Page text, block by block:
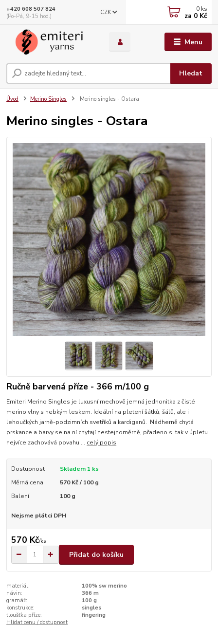
Menu
CZK
Hledat
+420 608 507 824
(Po-Pá, 9-15 hod.)
0 ks
za 0 Kč
Úvod Merino Singles Merino singles - Ostara
Merino singles - Ostara
Ručně barvená příze - 366 m/100 g
Emiteri Merino Singles je luxusní mechově jemná jednonitka z čisté
merino vlny s hebkým leskem. Ideální na pletení šátků, šálů, ale i
lehoučkých jarně-podzimních svetříků a kardiganů. Nádherně chytá
prskance a barvy se na ní chytají nestejnoměrně, přadeno si tak v úpletu
nejvíce zachovává povahu ... celý popis
Dostupnost
Skladem 1 ks
Měrná cena
570 Kč / 100 g
Balení
100 g
Nejsme plátci DPH
570 Kč/ks
Přidat do košíku
materiál:
100% sw merino
návin:
366 m
gramáž:
100 g
konstrukce:
singles
tloušťka příze:
fingering
Hlídat cenu / dostupnost